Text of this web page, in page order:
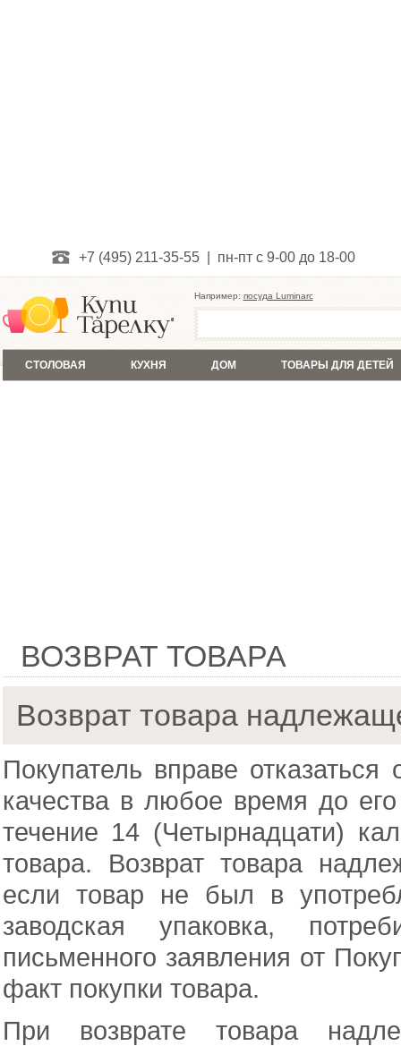
+7 (495) 211-35-55 | пн-пт с 9-00 до 18-00
Например: посуда Luminarc
СТОЛОВАЯ КУХНЯ ДОМ ТОВАРЫ ДЛЯ ДЕТЕЙ
ВОЗВРАТ ТОВАРА
Возврат товара
Покупатель вправе
качества в любое время до
течение 14 (Четырнадцати)
товара. Возврат товара
если товар не был в
заводская упаковка,
письменного заявления от
факт покупки товара.
При возврате товара